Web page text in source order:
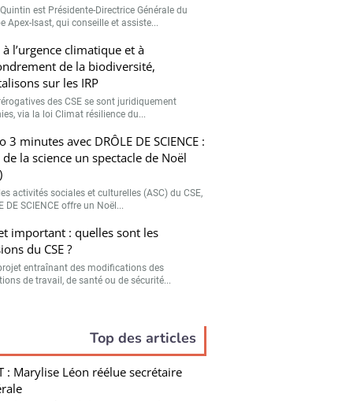
est Présidente-Directrice Générale du
Apex-Isast, qui conseille et assiste...
à l’urgence climatique et à
de la biodiversité,
sur les IRP
des CSE se sont juridiquement
via la loi Climat résilience du...
3 minutes avec DRÔLE DE SCIENCE :
la science un spectacle de Noël
activités sociales et culturelles (ASC) du CSE,
DE SCIENCE offre un Noël...
important : quelles sont les
du CSE ?
entraînant des modifications des
de travail, de santé ou de sécurité...
Top des articles
: Marylise Léon réélue secrétaire